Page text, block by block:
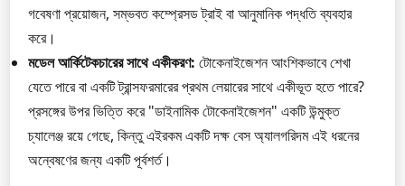
গবেষণা প্রয়োজন, সম্ভবত কম্প্রেসড ট্রাই বা আনুমানিক পদ্ধতি ব্যবহার
করে।
মডেল আর্কিটেকচারের সাথে একীকরণ: টোকেনাইজেশন আংশিকভাবে শেখা
যেতে পারে বা একটি ট্রান্সফরমারের প্রথম লেয়ারের সাথে একীভূত হতে পারে?
প্রসঙ্গের উপর ভিত্তি করে "ডাইনামিক টোকেনাইজেশন" একটি উন্মুক্ত
চ্যালেঞ্জ রয়ে গেছে, কিন্তু এইরকম একটি দক্ষ বেস অ্যালগরিদম এই ধরনের
অন্বেষণের জন্য একটি পূর্বশর্ত।